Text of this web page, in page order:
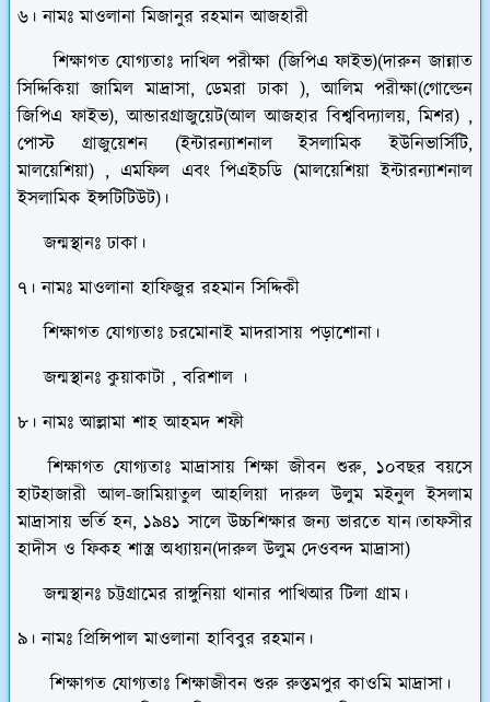
৬। নামঃ মাওলানা মিজানুর রহমান আজহারী
শিক্ষাগত যোগ্যতাঃ দাখিল পরীক্ষা (জিপিএ ফাইভ)(দারুন জান্নাত
সিদ্দিকিয়া জামিল মাদ্রাসা, ডেমরা ঢাকা ), আলিম পরীক্ষা(গোল্ডেন
জিপিএ ফাইভ), আন্ডারগ্রাজুয়েট(আল আজহার বিশ্ববিদ্যালয়, মিশর) ,
পোস্ট গ্রাজুয়েশন (ইন্টারন্যাশনাল ইসলামিক ইউনিভার্সিটি,
মালয়েশিয়া) , এমফিল এবং পিএইচডি (মালয়েশিয়া ইন্টারন্যাশনাল
ইসলামিক ইন্সটিটিউট)।
জন্মস্থানঃ ঢাকা।
৭। নামঃ মাওলানা হাফিজুর রহমান সিদ্দিকী
শিক্ষাগত যোগ্যতাঃ চরমোনাই মাদরাসায় পড়াশোনা।
জন্মস্থানঃ কুয়াকাটা , বরিশাল ।
৮। নামঃ আল্লামা শাহ আহমদ শফী
শিক্ষাগত যোগ্যতাঃ মাদ্রাসায় শিক্ষা জীবন শুরু, ১০বছর বয়সে
হাটহাজারী আল-জামিয়াতুল আহলিয়া দারুল উলুম মইনুল ইসলাম
মাদ্রাসায় ভর্তি হন, ১৯৪১ সালে উচ্চশিক্ষার জন্য ভারতে যান।তাফসীর
হাদীস ও ফিকহ শাস্ত্র অধ্যায়ন(দারুল উলুম দেওবন্দ মাদ্রাসা)
জন্মস্থানঃ চট্টগ্রামের রাঙ্গুনিয়া থানার পাখিআর টিলা গ্রাম।
৯। নামঃ প্রিন্সিপাল মাওলানা হাবিবুর রহমান।
শিক্ষাগত যোগ্যতাঃ শিক্ষাজীবন শুরু রুস্তমপুর কাওমি মাদ্রাসা।